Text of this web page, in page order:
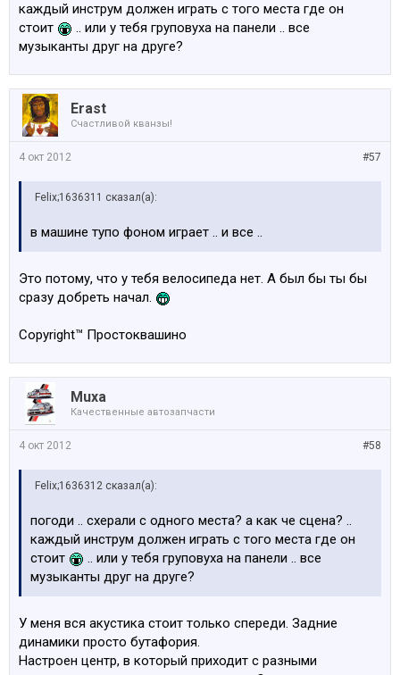
каждый инструм должен играть с того места где он
стоит
.. или у тебя груповуха на панели .. все
музыканты друг на друге?
Erast
Счастливой кванзы!
#57
4 окт 2012
Felix;1636311 сказал(а):
в машине тупо фоном играет .. и все ..
Это потому, что у тебя велосипеда нет. А был бы ты бы
сразу добреть начал.
Copyright™ Простоквашино
Muxa
Качественные автозапчасти
#58
4 окт 2012
Felix;1636312 сказал(а):
погоди .. схерали с одного места? а как че сцена? ..
каждый инструм должен играть с того места где он
стоит
.. или у тебя груповуха на панели .. все
музыканты друг на друге?
У меня вся акустика стоит только спереди. Задние
динамики просто бутафория.
Настроен центр, в который приходит с разными